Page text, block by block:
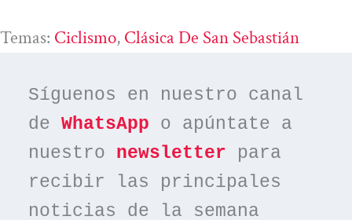
Temas: Ciclismo, Clásica De San Sebastián
Síguenos en nuestro canal
de WhatsApp o apúntate a
nuestro newsletter para
recibir las principales
noticias de la semana